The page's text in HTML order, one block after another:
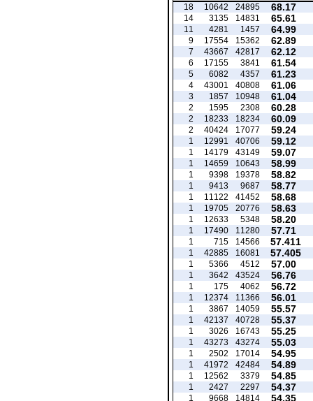
68.17
24895
10642
18
65.61
14831
3135
14
64.99
1457
4281
11
62.89
15362
17554
9
62.12
42817
43667
7
61.54
3841
17155
6
61.23
4357
6082
5
61.06
40808
43001
4
61.04
10948
1857
3
60.28
2308
1595
2
60.09
18234
18233
2
59.24
17077
40424
2
59.12
40706
12991
1
59.07
43149
14179
1
58.99
10643
14659
1
58.82
19378
9398
1
58.77
9687
9413
1
58.68
41452
11122
1
58.63
20776
19705
1
58.20
5348
12633
1
57.71
11280
17490
1
57.411
14566
715
1
57.405
16081
42885
1
57.00
4512
5366
1
56.76
43524
3642
1
56.72
4062
175
1
56.01
11366
12374
1
55.57
14059
3867
1
55.37
40728
42137
1
55.25
16743
3026
1
55.03
43274
43273
1
54.95
17014
2502
1
54.89
42484
41972
1
54.85
3379
12562
1
54.37
2297
2427
1
54.35
14814
9668
1